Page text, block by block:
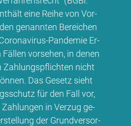
ei­ne Rei­he von Vor­
ge­nann­ten Be­rei­chen
Pan­de­mie Er­
vor­se­hen, in de­nen
Zah­lungs­pflich­ten nicht
Das Ge­setz sieht
für den Fall vor,
in Ver­zug ge­
der Grund­ver­sor­